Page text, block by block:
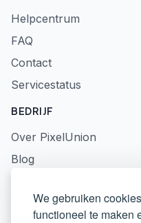
We gebruiken
functioneel te maken
Helpcentrum
FAQ
Contact
Servicestatus
BEDRIJF
Over PixelUnion
Blog
Privacybeleid